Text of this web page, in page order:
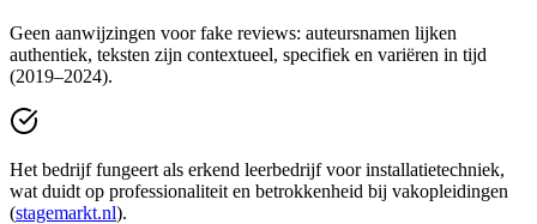
Geen aanwijzingen voor fake reviews: auteursnamen lijken
authentiek, teksten zijn contextueel, specifiek en variëren in tijd
(2019–2024).
Het bedrijf fungeert als erkend leerbedrijf voor installatietechniek,
wat duidt op professionaliteit en betrokkenheid bij vakopleidingen
(stagemarkt.nl).